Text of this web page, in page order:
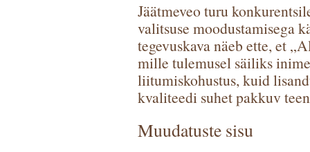
Jäätmeveo turu
valitsuse moodustamisega
tegevuskava näeb ette, et
mille tulemusel säiliks
liitumiskohustus, kuid
kvaliteedi suhet pakkuv
Muudatuste sisu